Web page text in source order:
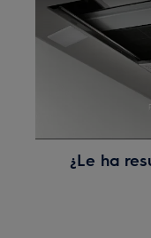
¿Le ha